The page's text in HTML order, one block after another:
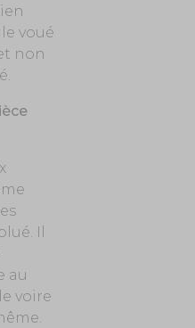
voué
non
Il
au
voire